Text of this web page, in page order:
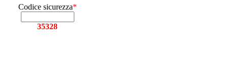
Codice sicurezza*
35328